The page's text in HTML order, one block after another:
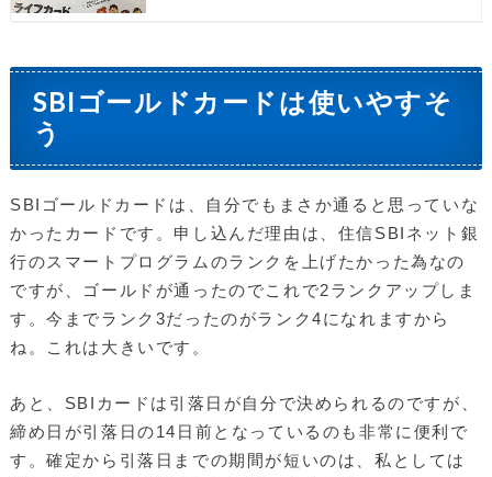
SBIゴールドカードは使いやすそ
う
SBIゴールドカードは、自分でもまさか通ると思っていな
かったカードです。申し込んだ理由は、住信SBIネット銀
行のスマートプログラムのランクを上げたかった為なの
ですが、ゴールドが通ったのでこれで2ランクアップしま
す。今までランク3だったのがランク4になれますから
ね。これは大きいです。
あと、SBIカードは引落日が自分で決められるのですが、
締め日が引落日の14日前となっているのも非常に便利で
す。確定から引落日までの期間が短いのは、私としては